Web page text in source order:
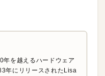
年を越えるハードウェア
年にリリースされたLisa